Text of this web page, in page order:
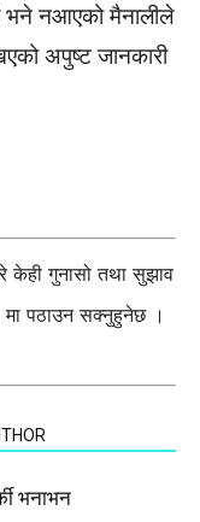
भने नआएको मैनालीले
अपुष्ट जानकारी
केही गुनासो तथा सुझाव
मा पठाउन सक्नुहुनेछ ।
भनाभन